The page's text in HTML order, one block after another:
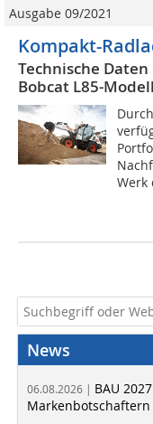
Ausgabe 09/2021
Kompakt-
Technische
Bobcat L85-
Werk
News
06.08.2026 | BAU